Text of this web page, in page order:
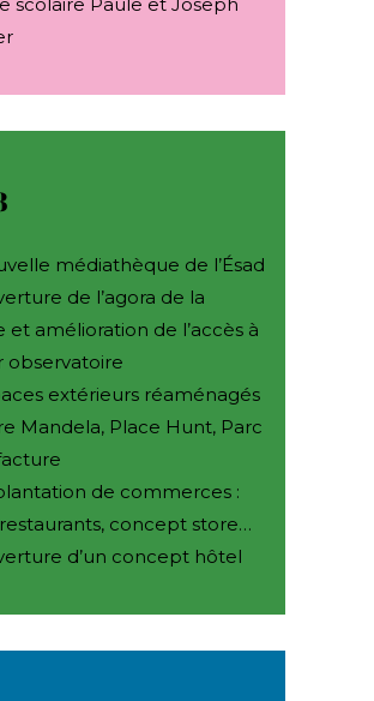
médiathèque de l’Ésad
de l’agora de la
et amélioration de l’accès à
observatoire
extérieurs réaménagés
Mandela, Place Hunt, Parc
de commerces :
concept store…
d’un concept hôtel